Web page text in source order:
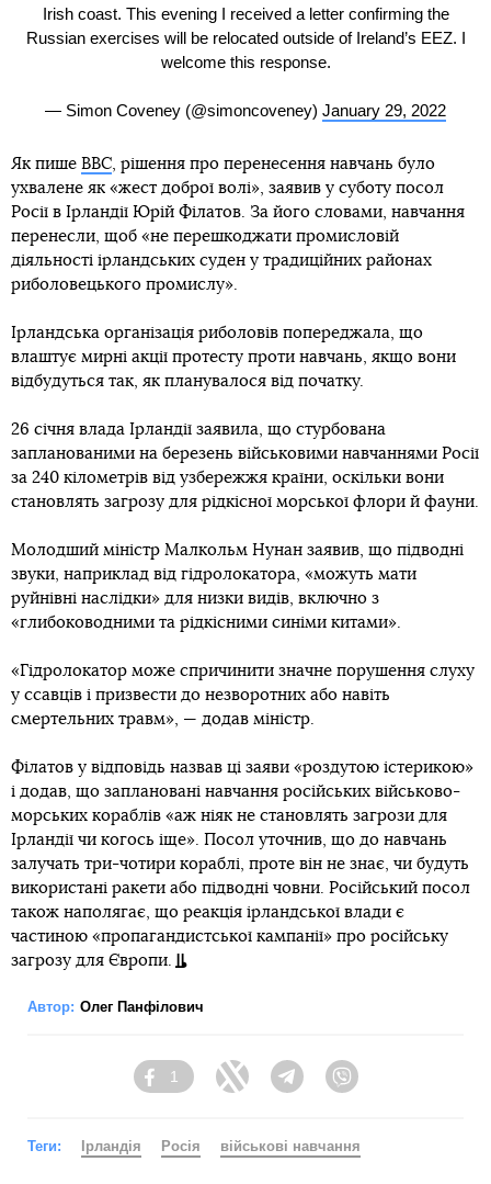
Irish coast. This evening I received a letter confirming the
Russian exercises will be relocated outside of Ireland’s EEZ. I
welcome this response.
— Simon Coveney (@simoncoveney) January 29, 2022
Як пише BBC, рішення про перенесення навчань було
ухвалене як «жест доброї волі», заявив у суботу посол
Росії в Ірландії Юрій Філатов. За його словами, навчання
перенесли, щоб «не перешкоджати промисловій
діяльності ірландських суден у традиційних районах
риболовецького промислу».
Ірландська організація риболовів попереджала, що
влаштує мирні акції протесту проти навчань, якщо вони
відбудуться так, як планувалося від початку.
26 січня влада Ірландії заявила, що стурбована
запланованими на березень військовими навчаннями Росії
за 240 кілометрів від узбережжя країни, оскільки вони
становлять загрозу для рідкісної морської флори й фауни.
Молодший міністр Малкольм Нунан заявив, що підводні
звуки, наприклад від гідролокатора, «можуть мати
руйнівні наслідки» для низки видів, включно з
«глибоководними та рідкісними синіми китами».
«Гідролокатор може спричинити значне порушення слуху
у ссавців і призвести до незворотних або навіть
смертельних травм», — додав міністр.
Філатов у відповідь назвав ці заяви «роздутою істерикою»
і додав, що заплановані навчання російських військово-
морських кораблів «аж ніяк не становлять загрози для
Ірландії чи когось іще». Посол уточнив, що до навчань
залучать три-чотири кораблі, проте він не знає, чи будуть
використані ракети або підводні човни. Російський посол
також наполягає, що реакція ірландської влади є
частиною «пропагандистської кампанії» про російську
загрозу для Європи.
Автор: Олег Панфілович
Facebook
1
Twitter TelegramViber
Теги: Ірландія Росія військові навчання